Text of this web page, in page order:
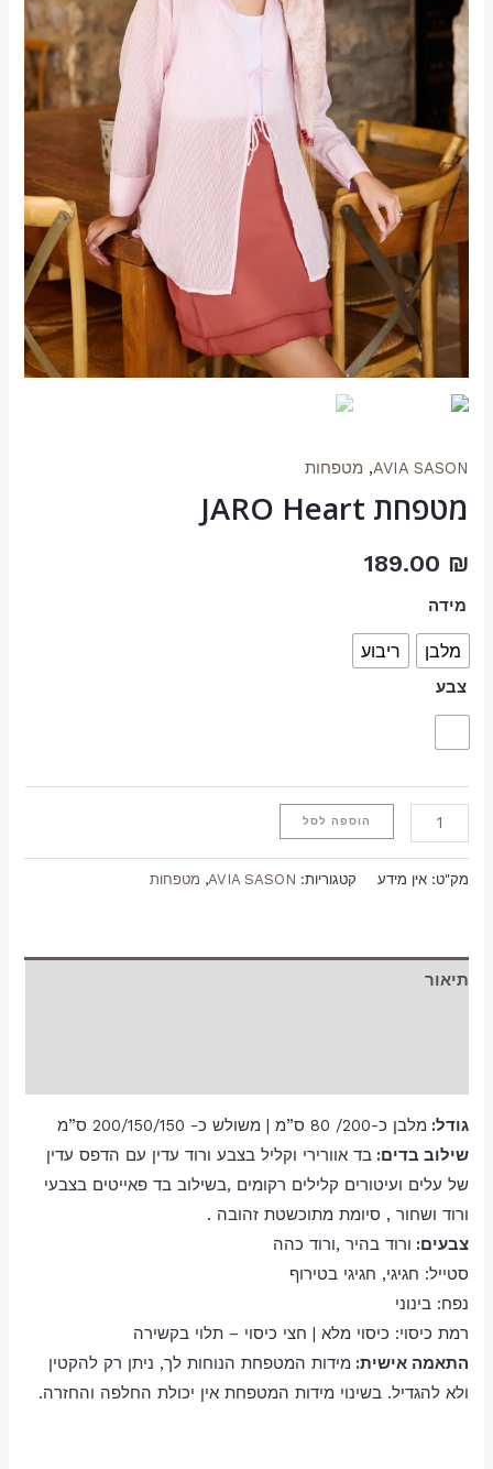
AVIA SASON
, מטפחות
מטפחת JARO Heart
189.00 ₪
מידה
מלבן ריבוע
צבע
הוספה לסל
מק"ט:אין מידע קטגוריות: AVIA SASON
, מטפחות
תיאור
גודל: מלבן כ-200/ 80 ס”מ | משולש כ- 200/150/150 ס”מ
שילוב בדים: בד אוורירי וקליל בצבע ורוד עדין עם הדפס עדין
של עלים ועיטורים קלילים רקומים ,בשילוב בד פאייטים בצבעי
ורוד ושחור , סיומת מתוכשטת זהובה .
צבעים: ורוד בהיר ,ורוד כהה
סטייל: חגיגי, חגיגי בטירוף
נפח: בינוני
רמת כיסוי: כיסוי מלא | חצי כיסוי – תלוי בקשירה
התאמה אישית: מידות המטפחת הנוחות לך, ניתן רק להקטין
ולא להגדיל. בשינוי מידות המטפחת אין יכולת החלפה והחזרה.